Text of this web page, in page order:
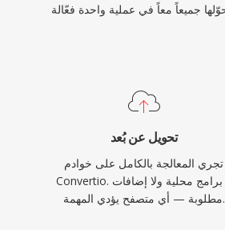
تحويل عن بُعد
تجري المعالجة بالكامل على خوادم
Convertio. لا برامج محلية ولا إضافات
مطلوبة — أي متصفح يؤدي المهمة.